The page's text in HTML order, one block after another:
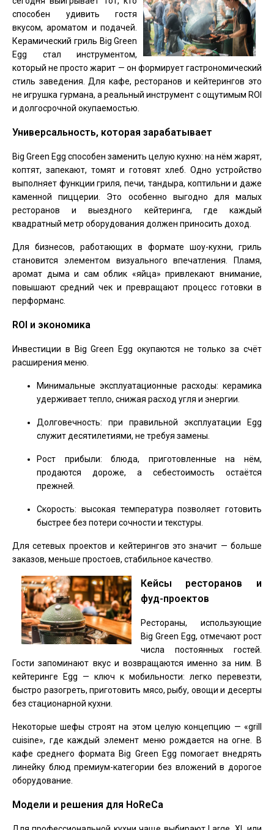
способен удивить гостя
вкусом, ароматом и подачей.
Керамический гриль Big Green
Egg стал инструментом,
который не просто жарит — он формирует гастрономический
стиль заведения. Для кафе, ресторанов и кейтерингов это
не игрушка гурмана, а реальный инструмент с ощутимым ROI
и долгосрочной окупаемостью.
Универсальность, которая зарабатывает
Big Green Egg способен заменить целую кухню: на нём жарят,
коптят, запекают, томят и готовят хлеб. Одно устройство
выполняет функции гриля, печи, тандыра, коптильни и даже
каменной пиццерии. Это особенно выгодно для малых
ресторанов и выездного кейтеринга, где каждый
квадратный метр оборудования должен приносить доход.
Для бизнесов, работающих в формате шоу-кухни, гриль
становится элементом визуального впечатления. Пламя,
аромат дыма и сам облик «яйца» привлекают внимание,
повышают средний чек и превращают процесс готовки в
перформанс.
ROI и экономика
Инвестиции в Big Green Egg окупаются не только за счёт
расширения меню.
Минимальные эксплуатационные расходы: керамика
удерживает тепло, снижая расход угля и энергии.
Долговечность: при правильной эксплуатации Egg
служит десятилетиями, не требуя замены.
Рост прибыли: блюда, приготовленные на нём,
продаются дороже, а себестоимость остаётся
прежней.
Скорость: высокая температура позволяет готовить
быстрее без потери сочности и текстуры.
Для сетевых проектов и кейтерингов это значит — больше
заказов, меньше простоев, стабильное качество.
Кейсы ресторанов и
фуд-проектов
Рестораны, использующие
Big Green Egg, отмечают рост
числа постоянных гостей.
Гости запоминают вкус и возвращаются именно за ним. В
кейтеринге Egg — ключ к мобильности: легко перевезти,
быстро разогреть, приготовить мясо, рыбу, овощи и десерты
без стационарной кухни.
Некоторые шефы строят на этом целую концепцию — «grill
cuisine», где каждый элемент меню рождается на огне. В
кафе среднего формата Big Green Egg помогает внедрять
линейку блюд премиум-категории без вложений в дорогое
оборудование.
Модели и решения для HoReCa